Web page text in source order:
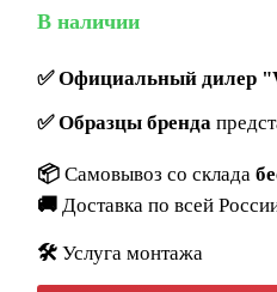
В наличии
✅Официальный дилер
✅Образцы бренда
📦 Самовывоз со склада
🚚 Доставка по всей
🛠️ Услуга монтажа